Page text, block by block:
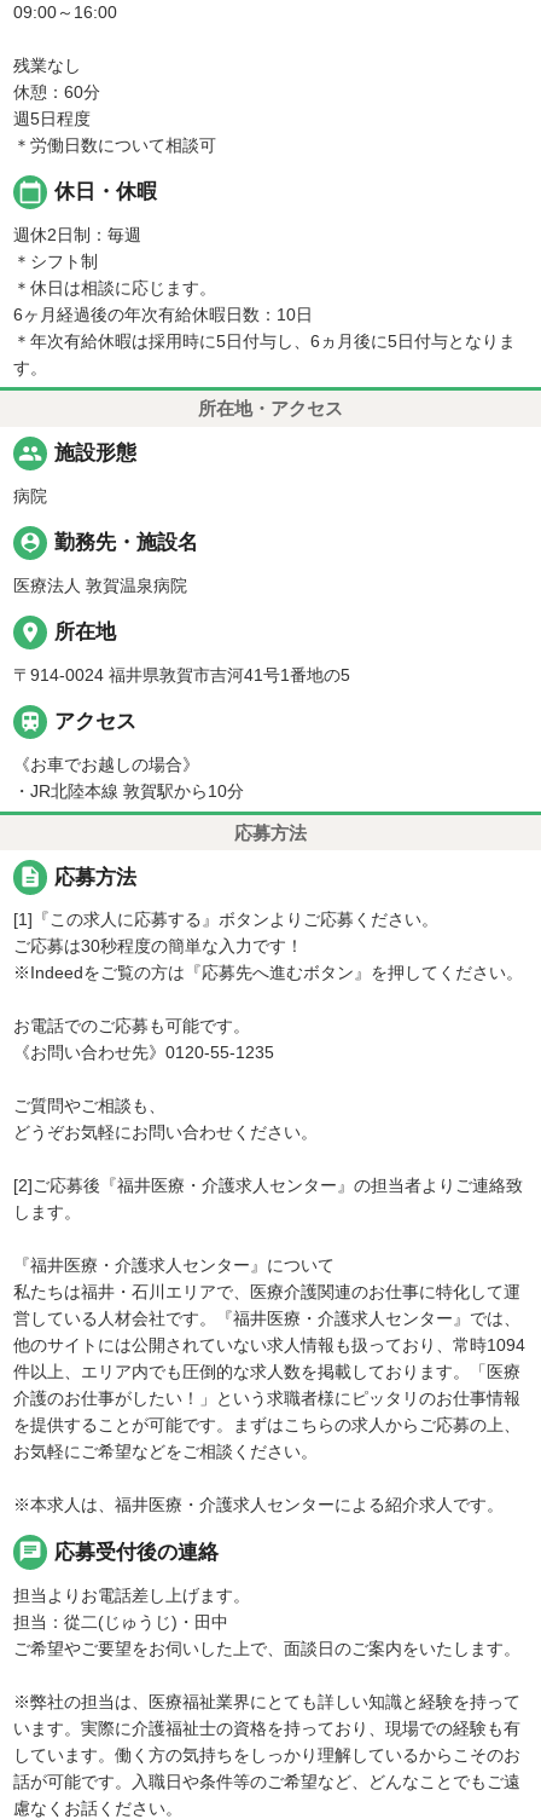
09:00～16:00
残業なし
休憩：60分
週5日程度
＊労働日数について相談可
calendar_today 休日・休暇
週休2日制：毎週
＊シフト制
＊休日は相談に応じます。
6ヶ月経過後の年次有給休暇日数：10日
＊年次有給休暇は採用時に5日付与し、6ヵ月後に5日付与となりま
す。
所在地・アクセス
people 施設形態
病院
person_pin 勤務先・施設名
医療法人 敦賀温泉病院
place 所在地
〒914-0024 福井県敦賀市吉河41号1番地の5
 アクセス
《お車でお越しの場合》
・JR北陸本線 敦賀駅から10分
応募方法
description 応募方法
[1]『この求人に応募する』ボタンよりご応募ください。
ご応募は30秒程度の簡単な入力です！
※Indeedをご覧の方は『応募先へ進むボタン』を押してください。
お電話でのご応募も可能です。
《お問い合わせ先》0120-55-1235
ご質問やご相談も、
どうぞお気軽にお問い合わせください。
[2]ご応募後『福井医療・介護求人センター』の担当者よりご連絡致
します。
『福井医療・介護求人センター』について
私たちは福井・石川エリアで、医療介護関連のお仕事に特化して運
営している人材会社です。『福井医療・介護求人センター』では、
他のサイトには公開されていない求人情報も扱っており、常時1094
件以上、エリア内でも圧倒的な求人数を掲載しております。「医療
介護のお仕事がしたい！」という求職者様にピッタリのお仕事情報
を提供することが可能です。まずはこちらの求人からご応募の上、
お気軽にご希望などをご相談ください。
※本求人は、福井医療・介護求人センターによる紹介求人です。
chat 応募受付後の連絡
担当よりお電話差し上げます。
担当：從二(じゅうじ)・田中
ご希望やご要望をお伺いした上で、面談日のご案内をいたします。
※弊社の担当は、医療福祉業界にとても詳しい知識と経験を持って
います。実際に介護福祉士の資格を持っており、現場での経験も有
しています。働く方の気持ちをしっかり理解しているからこそのお
話が可能です。入職日や条件等のご希望など、どんなことでもご遠
慮なくお話ください。